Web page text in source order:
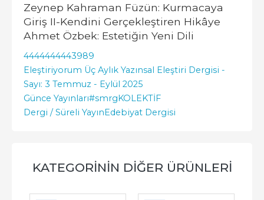
Zeynep Kahraman Füzün: Kurmacaya
Giriş II-Kendini Gerçekleştiren Hikâye
Ahmet Özbek: Estetiğin Yeni Dili
4444444443989
Eleştiriyorum Üç Aylık Yazınsal Eleştiri Dergisi -
Sayı: 3 Temmuz - Eylül 2025
Günce Yayınları#smrgKOLEKTİF
Dergi / Süreli YayınEdebiyat Dergisi
KATEGORININ DIĞER ÜRÜNLERI